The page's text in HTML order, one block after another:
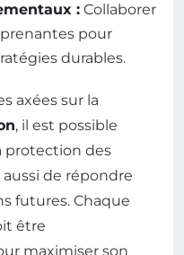
: Collaborer
pour
durables.
axées sur la
, il est possible
protection des
aussi de répondre
futures. Chaque
être
maximiser son